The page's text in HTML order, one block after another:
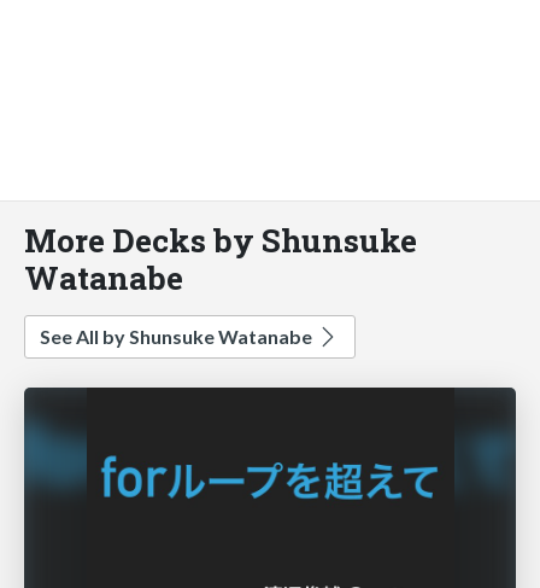
More Decks by Shunsuke
Watanabe
See All by Shunsuke Watanabe